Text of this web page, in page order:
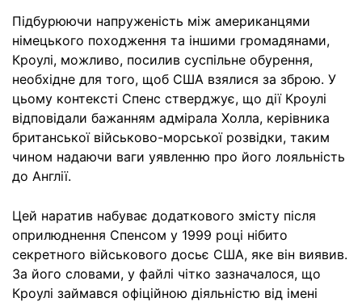
Підбурюючи напруженість між американцями
німецького походження та іншими громадянами,
Кроулі, можливо, посилив суспільне обурення,
необхідне для того, щоб США взялися за зброю. У
цьому контексті Спенс стверджує, що дії Кроулі
відповідали бажанням адмірала Холла, керівника
британської військово-морської розвідки, таким
чином надаючи ваги уявленню про його лояльність
до Англії.
Цей наратив набуває додаткового змісту після
оприлюднення Спенсом у 1999 році нібито
секретного військового досьє США, яке він виявив.
За його словами, у файлі чітко зазначалося, що
Кроулі займався офіційною діяльністю від імені